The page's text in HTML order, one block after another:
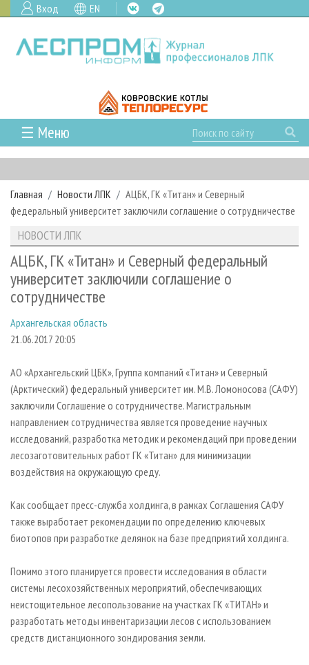
Вход EN
☰ Меню
ГЛАВНАЯ
РУБРИКИ И ТЕМЫ
РУБРИКИ ЖУРНАЛА
ЛЕСОЗАГОТОВКА
ЛЕСОПИЛЕНИЕ
ДЕРЕВООБРАБОТКА
СУШКА ДРЕВЕСИНЫ
ПРОИЗВОДСТВО ДРЕВЕСНЫХ ПЛИТ
ПРОИЗВОДСТВО МЕБЕЛИ
БИОЭНЕРГЕТИКА
ЦБП
ИНСТРУМЕНТ И МАТЕРИАЛЫ
НОВОСТИ
НОВОСТИ ЛПК
НОВОСТИ ЖУРНАЛА
НОВОСТИ КОМПАНИЙ
ПРОЕКТЫ ЛПИ
АНАЛИТИКА
ПРЕДПРИЯТИЯ ЛПК
ЛЕСНЫЕ РЕГИОНЫ РОССИИ
ПЕРСОНЫ
МОБИЛЬНЫЕ ВЫСТАВКИ
ОФИЦИАЛЬНЫЕ ДЕЛЕГАЦИИ
ПРИОРИТЕТНЫЕ ИНВЕСТПРОЕКТЫ
RUSSIAN FORESTRY REVIEW
ГАЗЕТА ЛЕСПРОМФОРУМ
БИБЛИОТЕКА СПЕЦИАЛИСТА
АРХИВ
АРХИВ ЖУРНАЛОВ
СТАТЬИ
О ЖУРНАЛЕ
ПОДПИСКА
КОНТАКТЫ
РЕКЛАМОДАТЕЛЯМ
РЕКЛАМА
РЕКЛАМА НА САЙТЕ
Главная Новости ЛПК
АЦБК, ГК «Титан» и Северный
федеральный университет заключили соглашение о сотрудничестве
НОВОСТИ ЛПК
АЦБК, ГК «Титан» и Северный федеральный
университет заключили соглашение о
сотрудничестве
Архангельская область
21.06.2017 20:05
АО «Архангельский ЦБК», Группа компаний «Титан» и Северный
(Арктический) федеральный университет им. М.В. Ломоносова (САФУ)
заключили Соглашение о сотрудничестве. Магистральным
направлением сотрудничества является проведение научных
исследований, разработка методик и рекомендаций при проведении
лесозаготовительных работ ГК «Титан» для минимизации
воздействия на окружающую среду.
Как сообщает пресс-служба холдинга, в рамках Соглашения САФУ
также выработает рекомендации по определению ключевых
биотопов при разработке делянок на базе предприятий холдинга.
Помимо этого планируется провести исследования в области
системы лесохозяйственных мероприятий, обеспечивающих
неистощительное лесопользование на участках ГК «ТИТАН» и
разработать методы инвентаризации лесов с использованием
средств дистанционного зондирования земли.